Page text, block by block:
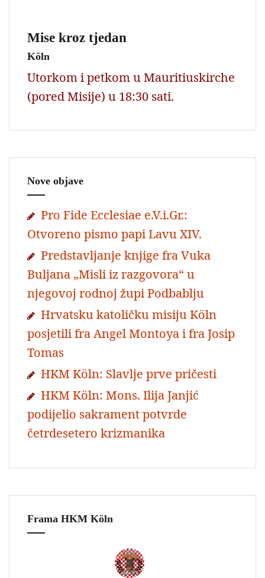
Mise kroz tjedan
Köln
Utorkom i petkom u Mauritiuskirche
(pored Misije) u 18:30 sati.
Nove objave
Pro Fide Ecclesiae e.V.i.Gr.:
Otvoreno pismo papi Lavu XIV.
Predstavljanje knjige fra Vuka
Buljana „Misli iz razgovora“ u
njegovoj rodnoj župi Podbablju
Hrvatsku katoličku misiju Köln
posjetili fra Angel Montoya i fra Josip
Tomas
HKM Köln: Slavlje prve pričesti
HKM Köln: Mons. Ilija Janjić
podijelio sakrament potvrde
četrdesetero krizmanika
Frama HKM Köln